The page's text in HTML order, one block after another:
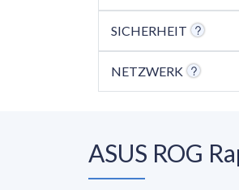
SICHERHEIT
NETZWERK
ASUS ROG